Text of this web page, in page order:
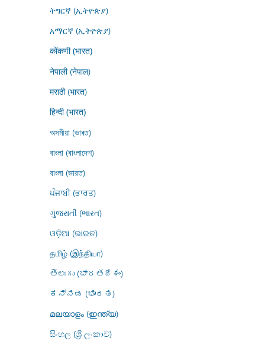
ትግርኛ (ኢትዮጵያ)
አማርኛ (ኢትዮጵያ)
कोंकणी (भारत)
नेपाली (नेपाल)
मराठी (भारत)
हिन्दी (भारत)
অসমীয়া (ভাৰত)
বাংলা (বাংলাদেশ)
বাংলা (ভারত)
ਪੰਜਾਬੀ (ਭਾਰਤ)
ગુજરાતી (ભારત)
ଓଡ଼ିଆ (ଭାରତ)
தமிழ் (இந்தியா)
తెలుగు (భారతదేశం)
ಕನ್ನಡ (ಭಾರತ)
മലയാളം (ഇന്ത്യ)
සිංහල (ශ්‍රී ලංකාව)